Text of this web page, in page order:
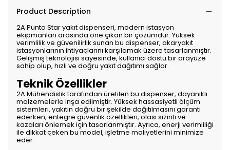
Product Description
2A Punto Star yakıt dispenseri, modern istasyon
ekipmanları arasında öne çıkan bir çözümdür. Yüksek
verimlilik ve güvenilirlik sunan bu dispenser, akaryakıt
istasyonlarının ihtiyaçlarını karşılamak üzere tasarlanmıştır.
Gelişmiş teknolojisi sayesinde, kullanıcı dostu bir arayüze
sahip olup, hızlı ve doğru yakıt dağıtımı sağlar.
Teknik Özellikler
2A Mühendislik tarafından üretilen bu dispenser, dayanıklı
malzemelerle inşa edilmiştir. Yüksek hassasiyetli ölçüm
sistemleri, yakıtın doğru bir şekilde dağıtılmasını garanti
ederken, entegre güvenlik özellikleri, olası sızıntı ve
kazaları önlemek için tasarlanmıştır. Ayrıca, enerji verimliliği
ile dikkat çeken bu model, işletme maliyetlerini minimize
eder.